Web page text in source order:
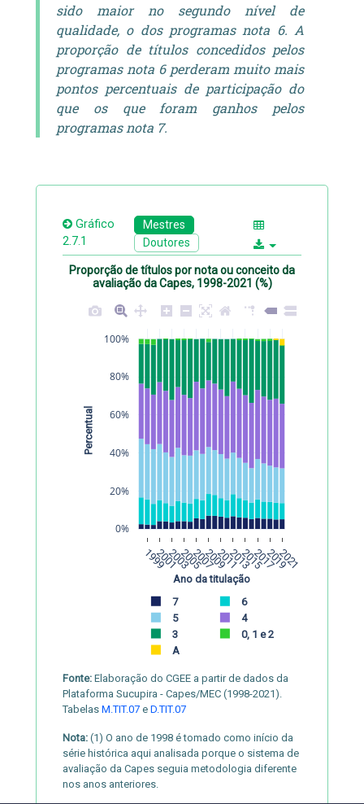
sido maior no segundo nível de
qualidade, o dos programas nota 6. A
proporção de títulos concedidos pelos
programas nota 6 perderam muito mais
pontos percentuais de participação do
que os que foram ganhos pelos
programas nota 7.
Gráfico
2.7.1
Mestres
Doutores
Proporção de títulos por nota ou conceito da
avaliação da Capes, 1998-2021 (%)
1999
2001200320052007200920112013201520172019
2021
0%
20%
40%
60%
80%
100%
7
6
5
4
3
0, 1 e 2
A
Ano da titulação
Percentual
Fonte: Elaboração do CGEE a partir de dados da
Plataforma Sucupira - Capes/MEC (1998-2021).
Tabelas M.TIT.07 e D.TIT.07
Nota: (1) O ano de 1998 é tomado como início da
série histórica aqui analisada porque o sistema de
avaliação da Capes seguia metodologia diferente
nos anos anteriores.